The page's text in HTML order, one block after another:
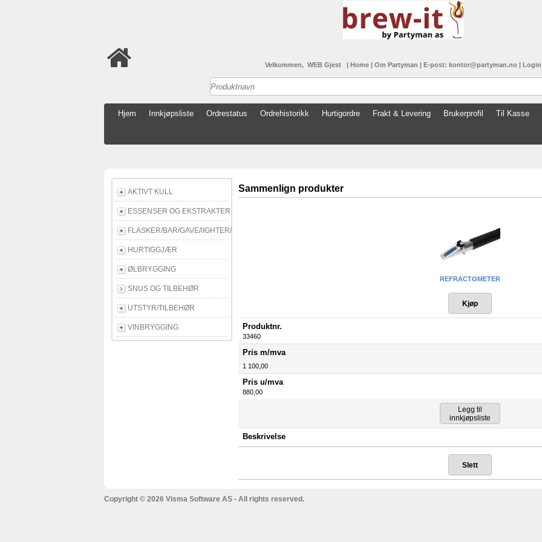
Velkommen, WEB Gjest | Home | Om Partyman | E-post: kontor@partyman.no | Login
Hjem Innkjøpsliste Ordrestatus Ordrehistorikk Hurtigordre Frakt & Levering Brukerprofil Til Kasse
AKTIVT KULL
ESSENSER OG EKSTRAKTER
FLASKER/BAR/GAVE/lIGHTER/E-CIGG
HURTIGGJÆR
ØLBRYGGING
SNUS OG TILBEHØR
UTSTYR/TILBEHØR
VINBRYGGING
Sammenlign produkter
REFRACTOMETER
Produktnr.
33460
Pris m/mva
1 100,00
Pris u/mva
880,00
Beskrivelse
Copyright © 2026 Visma Software AS - All rights reserved.